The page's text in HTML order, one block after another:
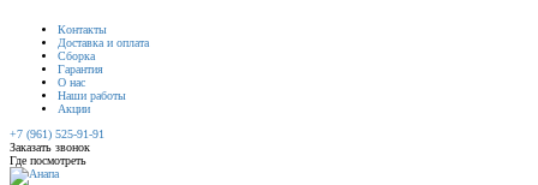
Контакты
Доставка и оплата
Сборка
Гарантия
О нас
Наши работы
Акции
+7 (961) 525-91-91
Заказать звонок
Где посмотреть